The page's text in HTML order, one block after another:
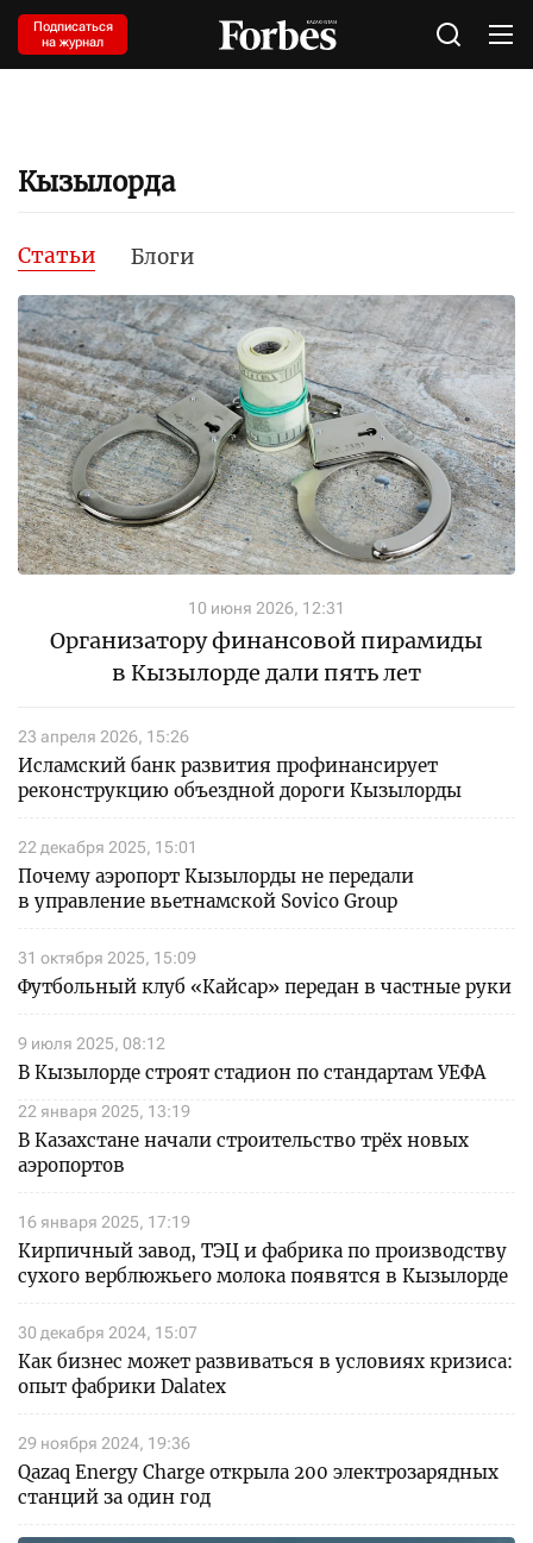
Подписаться
на журнал
Кызылорда
Статьи Блоги
10 июня 2026, 12:31
Организатору финансовой пирамиды
в Кызылорде дали пять лет
23 апреля 2026, 15:26
Исламский банк развития профинансирует
реконструкцию объездной дороги Кызылорды
22 декабря 2025, 15:01
Почему аэропорт Кызылорды не передали
в управление вьетнамской Sovico Group
31 октября 2025, 15:09
Футбольный клуб «Кайсар» передан в частные руки
9 июля 2025, 08:12
В Кызылорде строят стадион по стандартам УЕФА
22 января 2025, 13:19
В Казахстане начали строительство трёх новых
аэропортов
16 января 2025, 17:19
Кирпичный завод, ТЭЦ и фабрика по производству
сухого верблюжьего молока появятся в Кызылорде
30 декабря 2024, 15:07
Как бизнес может развиваться в условиях кризиса:
опыт фабрики Dalatex
29 ноября 2024, 19:36
Qazaq Energy Charge открыла 200 электрозарядных
станций за один год